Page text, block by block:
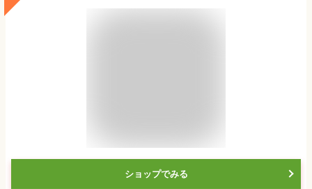
ショップでみる